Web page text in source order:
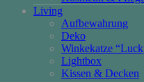
Living
Aufbewahrung
Deko
Winkekatze
Lightbox
Kissen & Decken